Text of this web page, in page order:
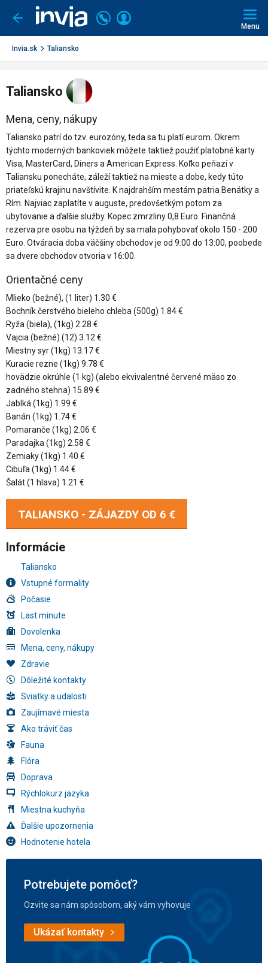
Ísť
späť
Volajte
+421
2
Prihlásiť
Menu
Invia.sk Taliansko
Taliansko
Mena, ceny, nákupy
Taliansko patrí do tzv. eurozóny, teda sa tu platí eurom. Okrem
týchto moderných bankoviek môžete taktiež použiť platobné karty
Visa, MasterCard, Diners a American Express. Koľko peňazí v
Taliansku ponecháte, záleží taktiež na mieste a dobe, kedy túto
priateľskú krajinu navštívite. K najdrahším mestám patria Benátky a
Rím. Najviac zaplatíte v auguste, predovšetkým potom za
ubytovanie a ďalšie služby. Kopec zmrzliny 0,8 Euro. Finančná
rezerva pre osobu na týždeň by sa mala pohybovať okolo 150 - 200
Euro. Otváracia doba väčšiny obchodov je od 9:00 do 13:00, poobede
sa dvere obchodov otvoria v 16:00.
Orientačné ceny
Mlieko (bežné), (1 liter) 1.30 €
Bochník čerstvého bieleho chleba (500g) 1.84 €
Ryža (biela), (1kg) 2.28 €
Vajcia (bežné) (12) 3.12 €
Miestny syr (1kg) 13.17 €
Kuracie rezne (1kg) 9.78 €
hovädzie okrúhle (1 kg) (alebo ekvivalentné červené mäso zo
zadného stehna) 15.89 €
Jablká (1kg) 1.99 €
Banán (1kg) 1.74 €
Pomaranče (1kg) 2.06 €
Paradajka (1kg) 2.58 €
Zemiaky (1kg) 1.40 €
Cibuľa (1kg) 1.44 €
Šalát (1 hlava) 1.21 €
TALIANSKO - ZÁJAZDY OD 6 €
Informácie
Taliansko
Vstupné formality
Počasie
Last minute
Dovolenka
Mena, ceny, nákupy
Zdravie
Dôležité kontakty
Sviatky a udalosti
Zaujímavé miesta
Ako tráviť čas
Fauna
Flóra
Doprava
Rýchlokurz jazyka
Miestna kuchyňa
Ďalšie upozornenia
Hodnotenie hotela
Potrebujete pomôcť?
Ozvite sa nám spôsobom, aký vám vyhovuje
Ukázať kontakty